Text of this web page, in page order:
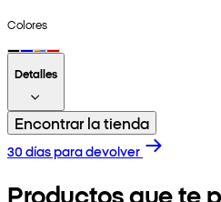
Colores
Detalles
Encontrar la tienda
30 días para devolver
Productos que te